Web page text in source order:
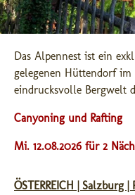
Das Alpennest ist ein
gelegenen Hüttendorf
eindrucksvolle Bergwelt
Canyoning und Rafting
Mi. 12.08.2026 für 2
ÖSTERREICH | Salzburg |